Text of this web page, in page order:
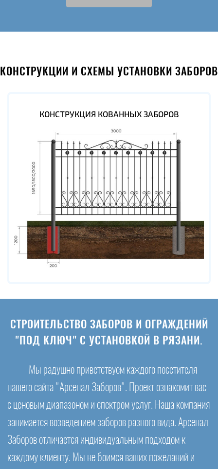
КОНСТРУКЦИИ И СХЕМЫ УСТАНОВКИ ЗАБОРОВ
КОНСТРУКЦИЯ КОВАННЫХ ЗАБОРОВ
СТРОИТЕЛЬСТВО ЗАБОРОВ И ОГРАЖДЕНИЙ
"ПОД КЛЮЧ" С УСТАНОВКОЙ В РЯЗАНИ.
Мы радушно приветствуем каждого посетителя
нашего сайта "Арсенал Заборов". Проект ознакомит вас
с ценовым диапазоном и спектром услуг. Наша компания
занимается возведением заборов разного вида. Арсенал
Заборов отличается индивидуальным подходом к
каждому клиенту. Мы не боимся ваших пожеланий и